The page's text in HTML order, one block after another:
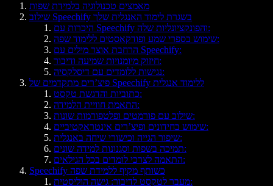
מאמצים טכנולוגיה בלמידת שפות
שילוב Speechify בשגרת לימוד האנגלית שלך
היכרות עם Speechify והפונקציונליות שלה:
שימוש בספרי שמע ופודקאסטים ללימוד שפה:
הרחבת אוצר מילים עם Speechify:
חיזוק מיומנויות שמיעה ודיבור:
נגישות ללומדים עם דיסלקסיה:
פיצ’רים מתקדמים של Speechify ללימוד אנגלית
כתוביות והדגשת טקסט:
התאמת חוויית הלמידה:
שילוב עם פורמטים ופלטפורמות שונות:
שימוש בחידונים ופיצ’רים אינטראקטיביים:
שיפור הגייה וכישורי שיחה באנגלית:
תמיכה בשפות וסגנונות למידה שונים:
התאמה לצרכי לומדים בכל הגילאים:
Speechify כשותף מקיף ללמידת שפה
מעבר לטקסט לדיבור: גישה הוליסטית: